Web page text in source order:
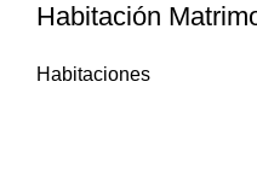
Habitación
Habitaciones